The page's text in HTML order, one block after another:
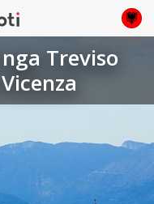
Treviso